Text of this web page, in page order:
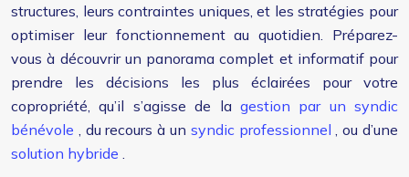
structures, leurs contraintes uniques, et les stratégies pour
optimiser leur fonctionnement au quotidien. Préparez-
vous à découvrir un panorama complet et informatif pour
prendre les décisions les plus éclairées pour votre
copropriété, qu’il s’agisse de la gestion par un syndic
bénévole , du recours à un syndic professionnel, ou d’une
solution hybride .